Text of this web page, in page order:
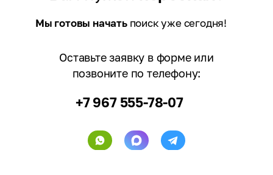
+7 967 555-78-07
Оставьте заявку в форме или
позвоните по телефону:
Мы готовы начатьпоиск уже сегодня!